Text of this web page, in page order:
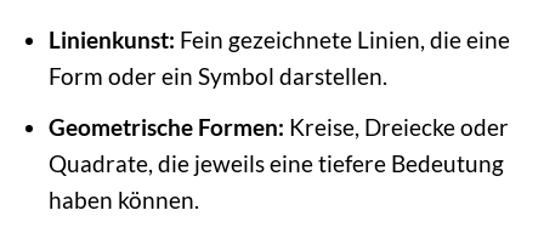
Linienkunst: Fein gezeichnete Linien, die eine
Form oder ein Symbol darstellen.
Geometrische Formen: Kreise, Dreiecke oder
Quadrate, die jeweils eine tiefere Bedeutung
haben können.